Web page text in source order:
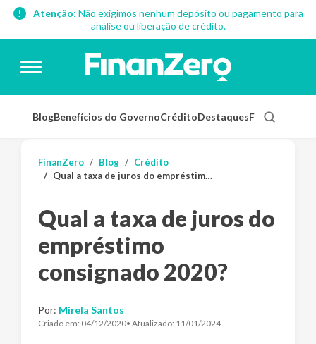
Atenção: Não exigimos nenhum depósito ou pagamento para
análise ou liberação de crédito.
BlogBenefícios do GovernoCréditoDestaquesFinanças
FinanZero Blog
Crédito
Qual a taxa de juros do empréstimo consignado 2020?
Qual a taxa de juros do
empréstimo
consignado 2020?
Por: Mirela Santos
Criado em: 04/12/2020• Atualizado: 11/01/2024